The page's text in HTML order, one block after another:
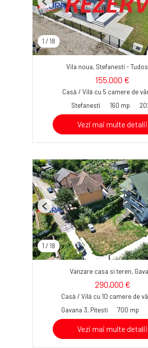
1 / 18
Previous
Vila noua, Stefanesti -
155,000 €
Casă / Vilă cu 5 camere de
Stefanesti
160 mp
Vezi mai multe detalii
1 / 18
Previous
Vanzare casa si teren,
290,000 €
Casă / Vilă cu 10 camere de
Gavana 3, Pitesti
700 mp
Vezi mai multe detalii